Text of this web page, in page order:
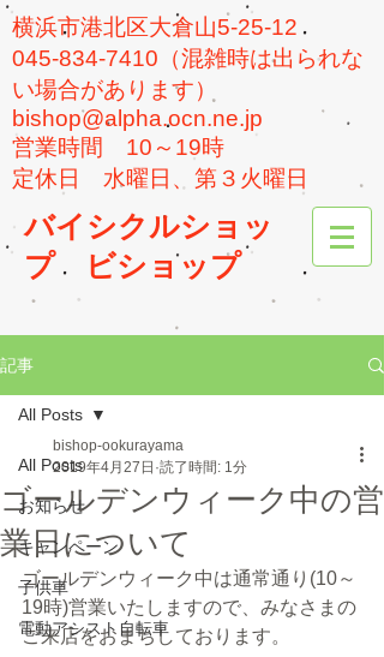
横浜市港北区大倉山5-25-12
045-834-7410（混雑時は出られな
い場合があります）
bishop@alpha.ocn.ne.jp
​営業時間 10～19時
​定休日 水曜日、第３火曜日
バイシクルショッ
プ
ビショップ
記事
All Posts
お知らせ
キャンペーン
子供車
電動アシスト自転車
All Posts
ゴールデンウィーク中の営
業日について
bishop-ookurayama
2019年4月27日 読了時間: 1分
ゴールデンウィーク中は通常通り(10～
19時)営業いたしますので、みなさまの
ご来店をおまちしております。